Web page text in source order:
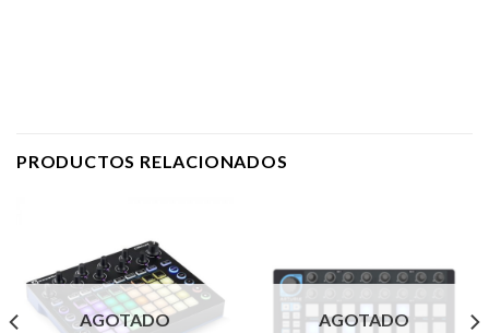
PRODUCTOS RELACIONADOS
AGOTADO AGOTADO